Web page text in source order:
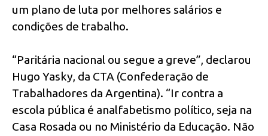
um plano de luta por melhores salários e
condições de trabalho.
“Paritária nacional ou segue a greve”, declarou
Hugo Yasky, da CTA (Confederação de
Trabalhadores da Argentina). “Ir contra a
escola pública é analfabetismo político, seja na
Casa Rosada ou no Ministério da Educação. Não